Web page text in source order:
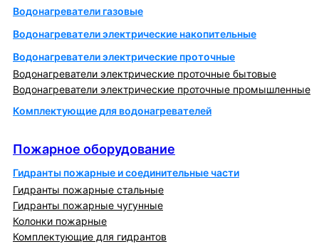
Водонагреватели газовые
Водонагреватели электрические накопительные
Водонагреватели электрические проточные
Водонагреватели электрические проточные бытовые
Водонагреватели электрические проточные промышленные
Комплектующие для водонагревателей
Пожарное оборудование
Гидранты пожарные и соединительные части
Гидранты пожарные стальные
Гидранты пожарные чугунные
Колонки пожарные
Комплектующие для гидрантов